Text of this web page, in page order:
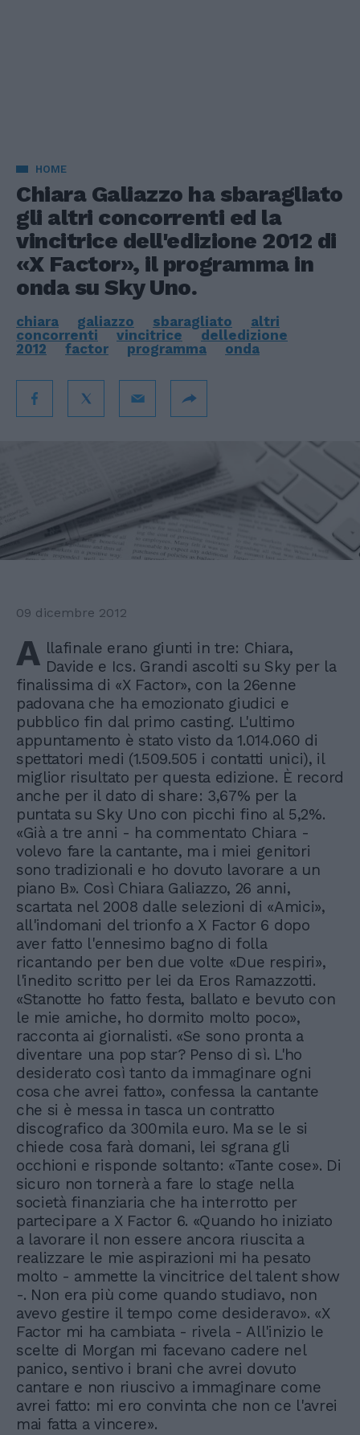
HOME
Chiara Galiazzo ha sbaragliato
gli altri concorrenti ed la
vincitrice dell'edizione 2012 di
«X Factor», il programma in
onda su Sky Uno.
chiara galiazzo sbaragliato
altri
concorrenti
vincitrice
delledizione
2012
factor programma onda
09 dicembre 2012
A llafinale erano giunti in tre: Chiara,
Davide e Ics. Grandi ascolti su Sky per la
finalissima di «X Factor», con la 26enne
padovana che ha emozionato giudici e
pubblico fin dal primo casting. L'ultimo
appuntamento è stato visto da 1.014.060 di
spettatori medi (1.509.505 i contatti unici), il
miglior risultato per questa edizione. È record
anche per il dato di share: 3,67% per la
puntata su Sky Uno con picchi fino al 5,2%.
«Già a tre anni - ha commentato Chiara -
volevo fare la cantante, ma i miei genitori
sono tradizionali e ho dovuto lavorare a un
piano B». Così Chiara Galiazzo, 26 anni,
scartata nel 2008 dalle selezioni di «Amici»,
all'indomani del trionfo a X Factor 6 dopo
aver fatto l'ennesimo bagno di folla
ricantando per ben due volte «Due respiri»,
l'inedito scritto per lei da Eros Ramazzotti.
«Stanotte ho fatto festa, ballato e bevuto con
le mie amiche, ho dormito molto poco»,
racconta ai giornalisti. «Se sono pronta a
diventare una pop star? Penso di sì. L'ho
desiderato così tanto da immaginare ogni
cosa che avrei fatto», confessa la cantante
che si è messa in tasca un contratto
discografico da 300mila euro. Ma se le si
chiede cosa farà domani, lei sgrana gli
occhioni e risponde soltanto: «Tante cose». Di
sicuro non tornerà a fare lo stage nella
società finanziaria che ha interrotto per
partecipare a X Factor 6. «Quando ho iniziato
a lavorare il non essere ancora riuscita a
realizzare le mie aspirazioni mi ha pesato
molto - ammette la vincitrice del talent show
-. Non era più come quando studiavo, non
avevo gestire il tempo come desideravo». «X
Factor mi ha cambiata - rivela - All'inizio le
scelte di Morgan mi facevano cadere nel
panico, sentivo i brani che avrei dovuto
cantare e non riuscivo a immaginare come
avrei fatto: mi ero convinta che non ce l'avrei
mai fatta a vincere».